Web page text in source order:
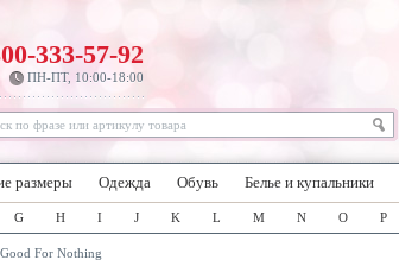
333-57-92
ПН-ПТ, 10:00-18:00
размеры Одежда Обувь Белье и купальники
G H I J K L M N O P
Good For Nothing